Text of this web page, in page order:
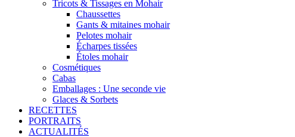
Tricots & Tissages en Mohair
Chaussettes
Gants & mitaines mohair
Pelotes mohair
Écharpes tissées
Étoles mohair
Cosmétiques
Cabas
Emballages : Une seconde vie
Glaces & Sorbets
RECETTES
PORTRAITS
ACTUALITÉS